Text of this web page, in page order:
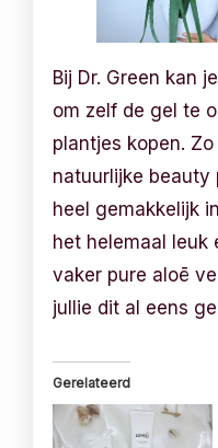
Bij Dr. Green kan
om zelf de gel te
plantjes kopen.
natuurlijke beauty
heel gemakkelijk
het helemaal leuk
vaker pure aloē
jullie dit al eens
Gerelateerd